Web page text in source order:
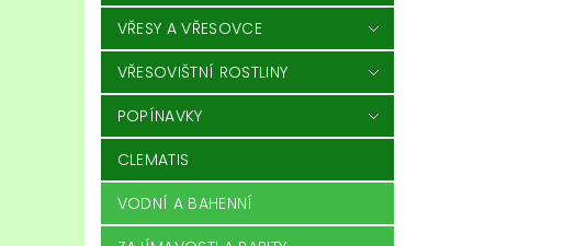
VŘESY A VŘESOVCE
VŘESOVIŠTNÍ ROSTLINY
POPÍNAVKY
CLEMATIS
VODNÍ A BAHENNÍ